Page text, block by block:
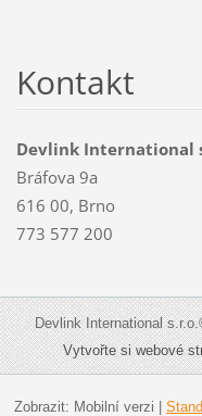
Kontakt
Devlink International
Bráfova 9a
616 00, Brno
773 577 200
Devlink International
Vytvořte si webové
Zobrazit: Mobilní verzi